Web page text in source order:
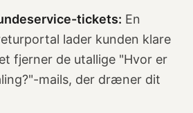
tickets: En
lader kunden klare
fjerner de utallige "Hvor er
mails, der dræner dit